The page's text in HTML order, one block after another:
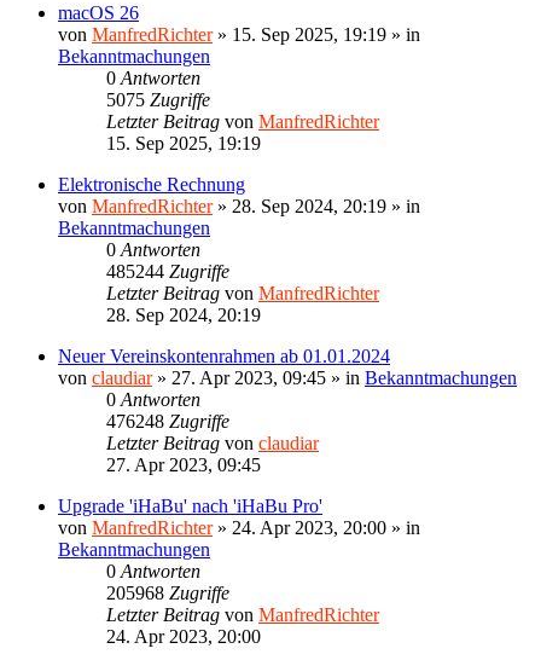
macOS 26
von ManfredRichter» 15. Sep 2025, 19:19 » in
Bekanntmachungen
0 Antworten
5075 Zugriffe
Letzter Beitrag von ManfredRichter
15. Sep 2025, 19:19
Elektronische Rechnung
von ManfredRichter» 28. Sep 2024, 20:19 » in
Bekanntmachungen
0 Antworten
485244 Zugriffe
Letzter Beitrag von ManfredRichter
28. Sep 2024, 20:19
Neuer Vereinskontenrahmen ab 01.01.2024
von claudiar» 27. Apr 2023, 09:45 » in Bekanntmachungen
0 Antworten
476248 Zugriffe
Letzter Beitrag von claudiar
27. Apr 2023, 09:45
Upgrade 'iHaBu' nach 'iHaBu Pro'
von ManfredRichter» 24. Apr 2023, 20:00 » in
Bekanntmachungen
0 Antworten
205968 Zugriffe
Letzter Beitrag von ManfredRichter
24. Apr 2023, 20:00